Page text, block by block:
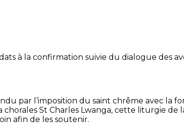
à la confirmation suivie du dialogue des
par l’imposition du saint chrême avec la
chorales St Charles Lwanga, cette liturgie
afin de les soutenir.